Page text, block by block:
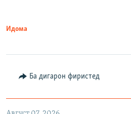
Идома
Ба дигарон фиристед